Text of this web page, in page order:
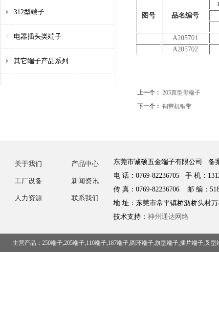
312型端子
电器插头类端子
其它端子产品系列
图号 品名编号
A205701
A205702
上一个： 205直型母端子
下一个： 铜带机铜带
关于我们 产品中心
工厂设备 新闻资讯
人力资源 联系我们
东莞市诚硕五金端子有限公司 备
电 话：0769-82236705 手 机：
传 真：0769-82236706 邮 编：
地 址：东莞市常平镇桥沥桥头村
技术支持： 神州通达网络
主营产品：250端子,205端子,110端子,187端子,圆环端子,旗型端子,插片端子,